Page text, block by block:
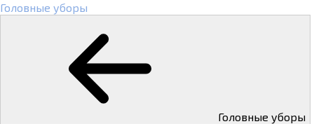
Головные уборы
Головные уборы